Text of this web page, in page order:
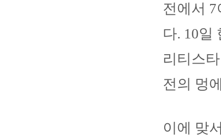
전에서
다. 10일
리티스
전의 멍
이에 맞